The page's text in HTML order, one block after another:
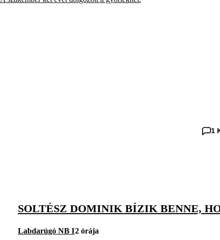
1
SOLTÉSZ DOMINIK BÍZIK BENNE,
Labdarúgó NB I2 órája